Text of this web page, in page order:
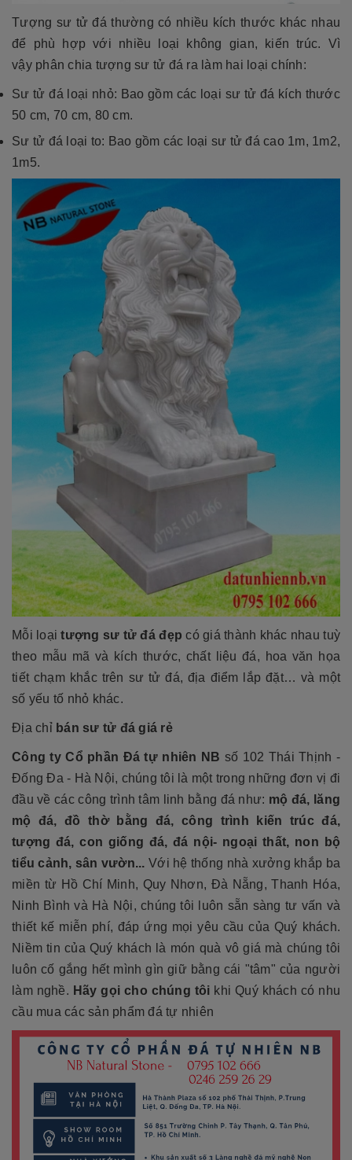
Tượng sư tử đá thường có nhiều kích thước khác nhau
để phù hợp với nhiều loại không gian, kiến trúc. Vì
vậy phân chia tượng sư tử đá ra làm hai loại chính:
Sư tử đá loại nhỏ: Bao gồm các loại sư tử đá kích thước
50 cm, 70 cm, 80 cm.
Sư tử đá loại to: Bao gồm các loại sư tử đá cao 1m, 1m2,
1m5.
Mỗi loạitượng sư tử đá đẹp có giá thành khác nhau tuỳ
theo mẫu mã và kích thước, chất liệu đá, hoa văn họa
tiết chạm khắc trên sư tử đá, địa điểm lắp đặt… và một
số yếu tố nhỏ khác.
Địa chỉ bán sư tử đá giá rẻ
Công ty Cổ phần Đá tự nhiên NB số 102 Thái Thịnh -
Đống Đa - Hà Nội, chúng tôi là một trong những đơn vị đi
đầu về các công trình tâm linh bằng đá như: mộ đá, lăng
mộ đá, đồ thờ bằng đá, công trình kiến trúc đá,
tượng đá, con giống đá, đá nội- ngoại thất, non bộ
tiểu cảnh, sân vườn...Với hệ thống nhà xưởng khắp ba
miền từ Hồ Chí Minh, Quy Nhơn, Đà Nẵng, Thanh Hóa,
Ninh Bình và Hà Nội, chúng tôi luôn sẵn sàng tư vấn và
thiết kế miễn phí, đáp ứng mọi yêu cầu của Quý khách.
Niềm tin của Quý khách là món quà vô giá mà chúng tôi
luôn cố gắng hết mình gìn giữ bằng cái "tâm" của người
làm nghề. Hãy gọi cho chúng tôi khi Quý khách có nhu
cầu mua các sản phẩm đá tự nhiên